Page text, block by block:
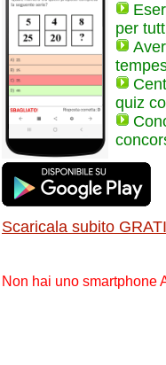
per
quiz
Scaricala subito
Non hai uno smartphone